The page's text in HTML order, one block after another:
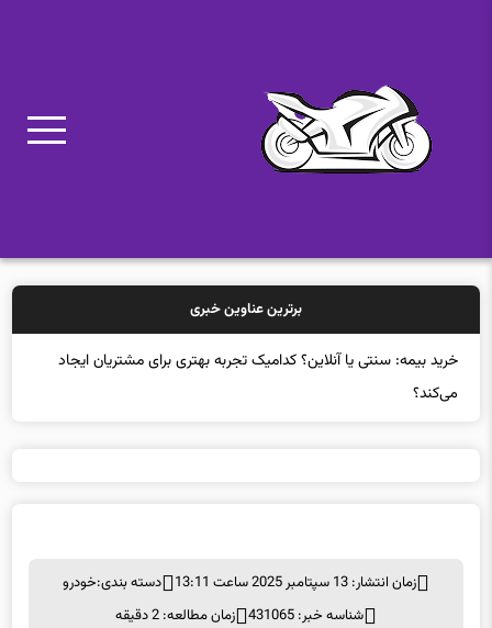
برترین عناوین خبری
خرید بیمه: سنتی یا آنلاین؟ کدامیک تجربه بهتری برای مشتریان ایجاد
می‌کند؟
زمان انتشار: 13 سپتامبر 2025 ساعت 13:11 دسته بندی:خودرو
شناسه خبر: 431065
زمان مطالعه: 2 دقیقه